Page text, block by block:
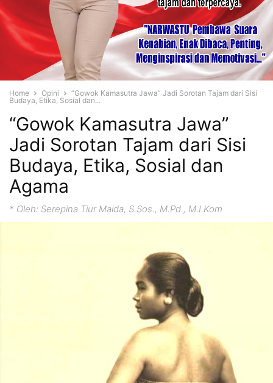
Home Opini
“Gowok Kamasutra Jawa” Jadi Sorotan Tajam dari Sisi
Budaya, Etika, Sosial dan...
“Gowok Kamasutra Jawa”
Jadi Sorotan Tajam dari Sisi
Budaya, Etika, Sosial dan
Agama
* Oleh: Serepina Tiur Maida, S.Sos., M.Pd., M.I.Kom